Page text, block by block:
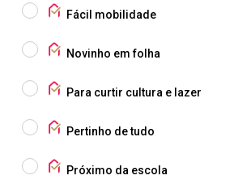
Fácil mobilidade
Novinho em folha
Para curtir cultura e lazer
Pertinho de tudo
Próximo da escola